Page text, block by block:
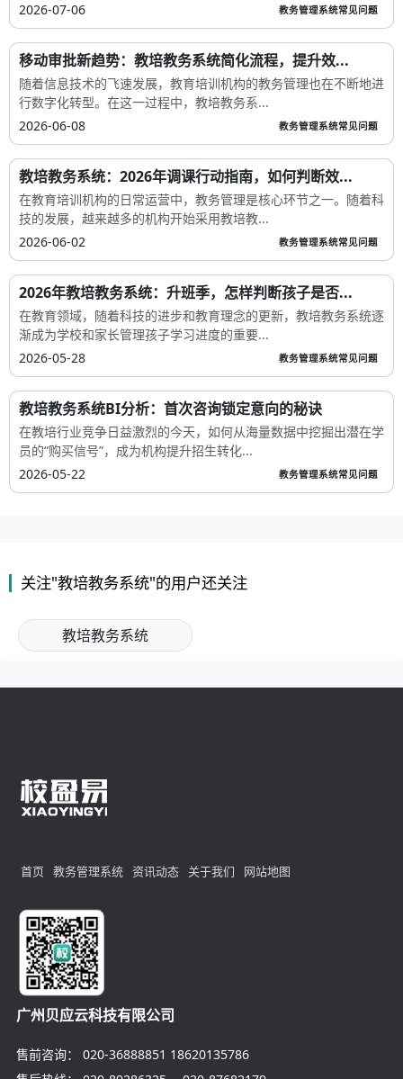
2026-07-06
教务管理系统常见问题
移动审批新趋势：教培教务系统简化流程，提升效...
随着信息技术的飞速发展，教育培训机构的教务管理也在不断地进
行数字化转型。在这一过程中，教培教务系...
2026-06-08
教务管理系统常见问题
教培教务系统：2026年调课行动指南，如何判断效...
在教育培训机构的日常运营中，教务管理是核心环节之一。随着科
技的发展，越来越多的机构开始采用教培教...
2026-06-02
教务管理系统常见问题
2026年教培教务系统：升班季，怎样判断孩子是否...
在教育领域，随着科技的进步和教育理念的更新，教培教务系统逐
渐成为学校和家长管理孩子学习进度的重要...
2026-05-28
教务管理系统常见问题
教培教务系统BI分析：首次咨询锁定意向的秘诀
在教培行业竞争日益激烈的今天，如何从海量数据中挖掘出潜在学
员的“购买信号”，成为机构提升招生转化...
2026-05-22
教务管理系统常见问题
关注"教培教务系统"的用户还关注
教培教务系统
首页 教务管理系统 资讯动态 关于我们 网站地图
广州贝应云科技有限公司
售前咨询： 020-36888851 18620135786